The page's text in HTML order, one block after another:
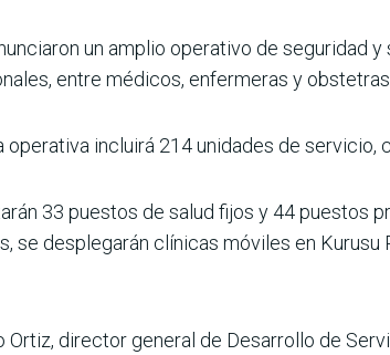
un amplio operativo de seguridad
entre médicos, enfermeras y
operativa incluirá 214 unidades de servicio,
33 puestos de salud fijos y 44 puestos
se desplegarán clínicas móviles en
Ortiz, director general de Desarrollo de